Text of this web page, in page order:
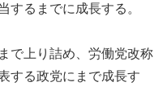
するまでに成長する。
で上り詰め、労働党改称
する政党にまで成長す